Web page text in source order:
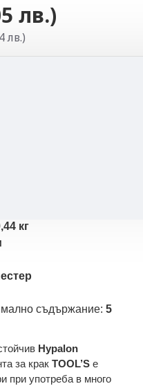
лв.)
лв.)
да пречи с
кг
съдържание: 5
Hypalon
за крак TOOL’S е
при употреба в много